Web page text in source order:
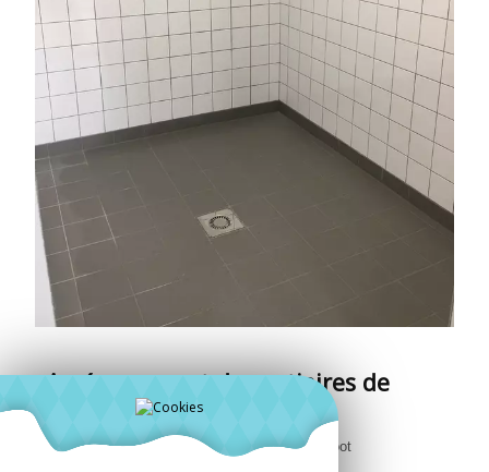
Aménagement de vestiaires de
Chapes et carrelages dans les vestiaires de foot